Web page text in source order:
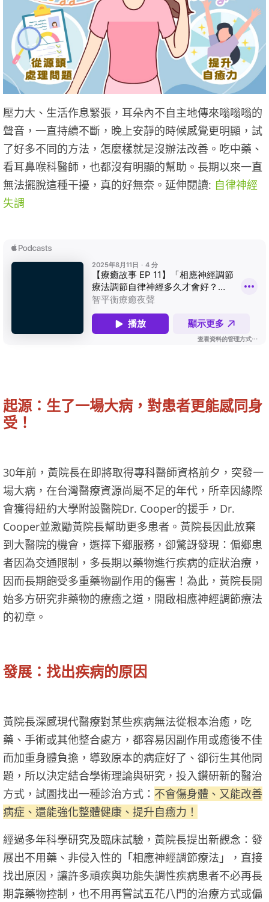
壓力大、生活作息緊張，耳朵內不自主地傳來嗡嗡嗡的
聲音，一直持續不斷，晚上安靜的時候感覺更明顯，試
了好多不同的方法，怎麼樣就是沒辦法改善。吃中藥、
看耳鼻喉科醫師，也都沒有明顯的幫助。長期以來一直
無法擺脫這種干擾，真的好無奈。延伸閱讀: 自律神經
失調
起源：生了一場大病，對患者更能感同身
受！
30年前，黃院長在即將取得專科醫師資格前夕，突發一
場大病，在台灣醫療資源尚屬不足的年代，所幸因緣際
會獲得紐約大學附設醫院Dr. Cooper的援手，Dr.
Cooper並激勵黃院長幫助更多患者。黃院長因此放棄
到大醫院的機會，選擇下鄉服務，卻驚訝發現：偏鄉患
者因為交通限制，多長期以藥物進行疾病的症狀治療，
因而長期飽受多重藥物副作用的傷害！為此，黃院長開
始多方研究非藥物的療癒之道，開啟相應神經調節療法
的初章。
發展：找出疾病的原因
黃院長深感現代醫療對某些疾病無法從根本治癒，吃
藥、手術或其他整合處方，都容易因副作用或癒後不佳
而加重身體負擔，導致原本的病症好了、卻衍生其他問
題，所以決定結合學術理論與研究，投入鑽研新的醫治
方式，試圖找出一種診治方式： 不會傷身體、又能改善
病症、還能強化整體健康、提升自癒力！
經過多年科學研究及臨床試驗，黃院長提出新觀念：發
展出不用藥、非侵入性的「相應神經調節療法」，直接
找出原因，讓許多頑疾與功能失調性疾病患者不必再長
期靠藥物控制，也不用再嘗試五花八門的治療方式或偏